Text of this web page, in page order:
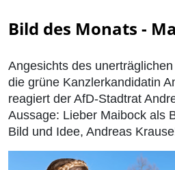
Bild des Monats -
Angesichts des
die grüne Kanzlerkandidatin
reagiert der AfD-Stadtrat
Aussage: Lieber Maibock als
Bild und Idee, Andreas